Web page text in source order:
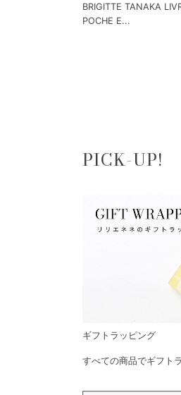
BRIGITTE TANAKA
POCHE E...
PICK-UP!
ギフトラッピング
すべての商品でギフト